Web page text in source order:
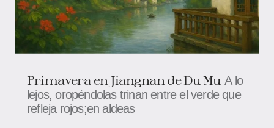
Primavera en Jiangnan de Du Mu A lo
lejos, oropéndolas trinan entre el verde que
refleja rojos;en aldeas